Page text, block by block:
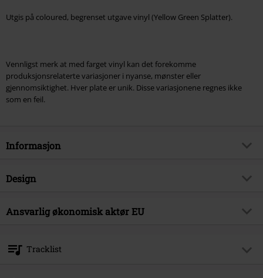
Utgis på coloured, begrenset utgave vinyl (Yellow Green Splatter).
Vennligst merk at med farget vinyl kan det forekomme
produksjonsrelaterte variasjoner i nyanse, mønster eller
gjennomsiktighet. Hver plate er unik. Disse variasjonene regnes ikke
som en feil.
Informasjon
Artikkelnummer
Musikksjanger
Heavy Metal
Band
Design
Produkttype
LP
Ansvarlig økonomisk aktør EU
Boulevard der EU 8
30539 Hannover
Tracklist